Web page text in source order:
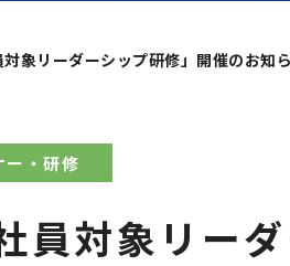
象リーダーシップ研修」開催のお知
ー・研修
員対象リー